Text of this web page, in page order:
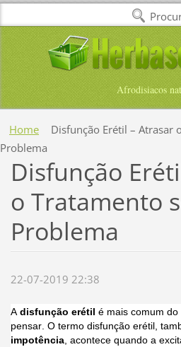
Afrodisiacos
Home
Disfunção Erétil – Atrasar
Problema
Disfunção
o Tratamento
Problema
22-07-2019 22:38
A disfunção erétil é mais comum
pensar. O termo disfunção erétil,
impotência, acontece quando a